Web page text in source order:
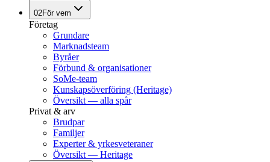
02För vem
Företag
Grundare
Marknadsteam
Byråer
Förbund & organisationer
SoMe-team
Kunskapsöverföring (Heritage)
Översikt — alla spår
Privat & arv
Brudpar
Familjer
Experter & yrkesveteraner
Översikt — Heritage